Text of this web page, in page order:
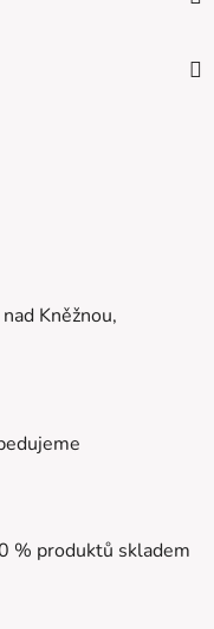
Kněžnou,
% produktů skladem